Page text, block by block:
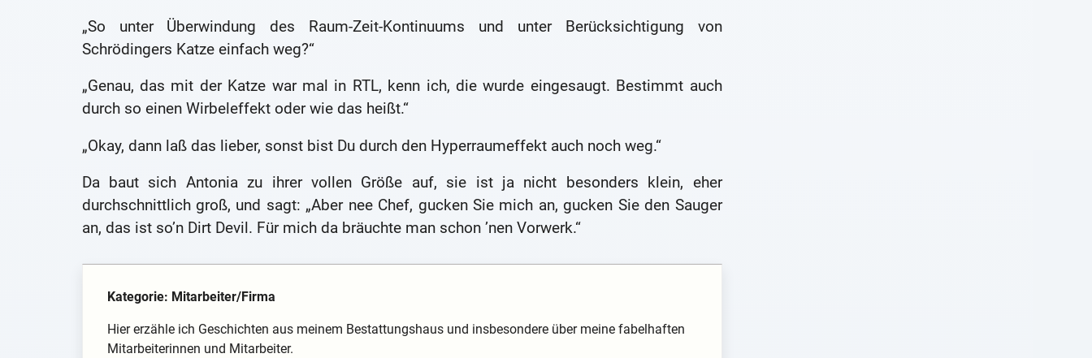
„So unter Überwindung des Raum-Zeit-Kontinuums und unter Berücksichtigung von
Schrödingers Katze einfach weg?“
„Genau, das mit der Katze war mal in RTL, kenn ich, die wurde eingesaugt. Bestimmt auch
durch so einen Wirbeleffekt oder wie das heißt.“
„Okay, dann laß das lieber, sonst bist Du durch den Hyperraumeffekt auch noch weg.“
Da baut sich Antonia zu ihrer vollen Größe auf, sie ist ja nicht besonders klein, eher
durchschnittlich groß, und sagt: „Aber nee Chef, gucken Sie mich an, gucken Sie den Sauger
an, das ist so’n Dirt Devil. Für mich da bräuchte man schon ’nen Vorwerk.“
Kategorie: Mitarbeiter/Firma
Hier erzähle ich Geschichten aus meinem Bestattungshaus und insbesondere über meine fabelhaften
Mitarbeiterinnen und Mitarbeiter.